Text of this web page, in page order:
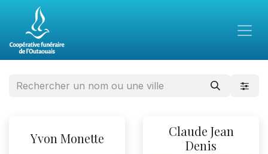
Yvon Monette
Claude Jean
Denis